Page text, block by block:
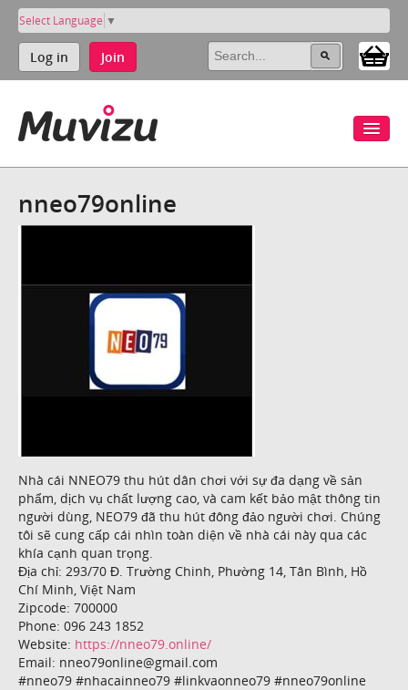
Select Language ▼
Log in Join
nneo79online
Nhà cái NNEO79 thu hút dân chơi với sự đa dạng về sản
phẩm, dịch vụ chất lượng cao, và cam kết bảo mật thông tin
người dùng, NEO79 đã thu hút đông đảo người chơi. Chúng
tôi sẽ cung cấp cái nhìn toàn diện về nhà cái này qua các
khía cạnh quan trọng.
Địa chỉ: 293/70 Đ. Trường Chinh, Phường 14, Tân Bình, Hồ
Chí Minh, Việt Nam
Zipcode: 700000
Phone: 096 243 1852
Website: https://nneo79.online/
Email: nneo79online@gmail.com
#nneo79 #nhacainneo79 #linkvaonneo79 #nneo79online